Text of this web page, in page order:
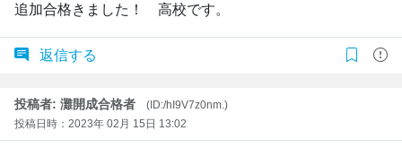
追加合格きました！ 高校です。
返信する
投稿者: 灘開成合格者
(ID:/hI9V7z0nm.)
投稿日時：2023年 02月 15日 13:02